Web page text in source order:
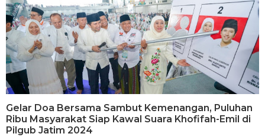
Gelar Doa Bersama Sambut Kemenangan, Puluhan
Ribu Masyarakat Siap Kawal Suara Khofifah-Emil di
Pilgub Jatim 2024